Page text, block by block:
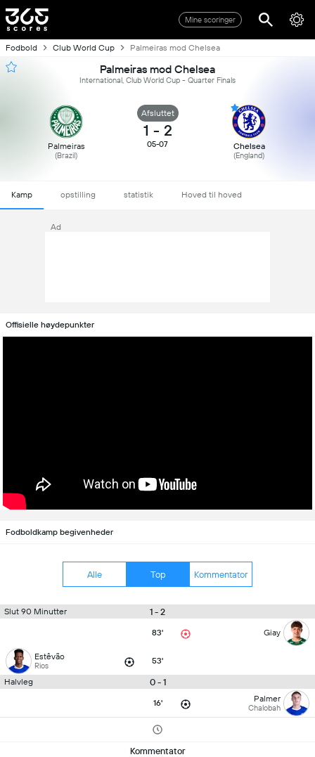
Mine scoringer
Fodbold Club World Cup Palmeiras mod Chelsea
Palmeiras mod Chelsea
International, Club World Cup - Quarter Finals
Palmeiras
(Brazil)
Afsluttet
1 - 2
05-07 Chelsea
(England)
Kamp opstilling statistik Hoved til hoved
Ad
Offisielle høydepunkter
Fodboldkamp begivenheder
Alle Top Kommentator
Slut 90 Minutter 1 - 2
83' Giay
Estêvão
Rios 53'
Halvleg 0 - 1
16' Palmer
Chalobah
Kommentator